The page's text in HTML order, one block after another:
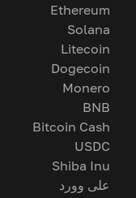
Ethereum
Solana
Litecoin
Dogecoin
Monero
BNB
Bitcoin Cash
USDC
Shiba Inu
على وورد